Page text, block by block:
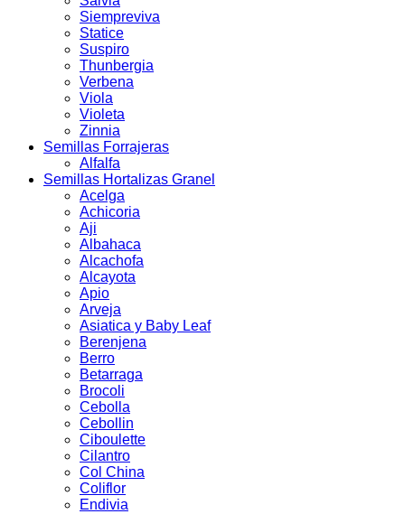
Siempreviva
Statice
Suspiro
Thunbergia
Verbena
Viola
Violeta
Zinnia
Semillas Forrajeras
Alfalfa
Semillas Hortalizas Granel
Acelga
Achicoria
Aji
Albahaca
Alcachofa
Alcayota
Apio
Arveja
Asiatica y Baby Leaf
Berenjena
Berro
Betarraga
Brocoli
Cebolla
Cebollin
Ciboulette
Cilantro
Col China
Coliflor
Endivia